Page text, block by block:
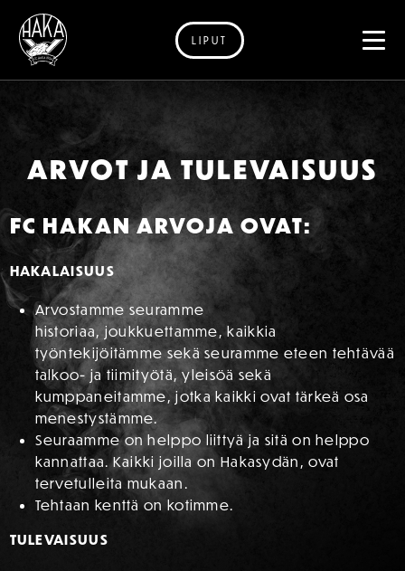
Siirry sisältöön
LIPUT
ARVOT JA TULEVAISUUS
FC HAKAN ARVOJA OVAT:
HAKALAISUUS
Arvostamme seuramme
historiaa, joukkuettamme, kaikkia
työntekijöitämme sekä seuramme eteen tehtävää
talkoo- ja tiimityötä, yleisöä sekä
kumppaneitamme, jotka kaikki ovat tärkeä osa
menestystämme.
Seuraamme on helppo liittyä ja sitä on helppo
kannattaa. Kaikki joilla on Hakasydän, ovat
tervetulleita mukaan.
Tehtaan kenttä on kotimme.
TULEVAISUUS